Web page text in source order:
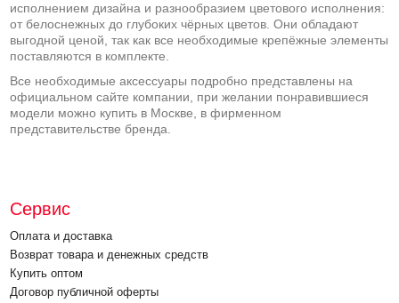
исполнением дизайна и разнообразием цветового исполнения:
от белоснежных до глубоких чёрных цветов. Они обладают
выгодной ценой, так как все необходимые крепёжные элементы
поставляются в комплекте.
Все необходимые аксессуары подробно представлены на
официальном сайте компании, при желании понравившиеся
модели можно купить в Москве, в фирменном
представительстве бренда.
Сервис
Оплата и доставка
Возврат товара и денежных средств
Купить оптом
Договор публичной оферты